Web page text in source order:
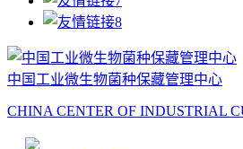
中国工业微生物菌种保藏管理中心
CHINA CENTER OF INDUSTRIAL